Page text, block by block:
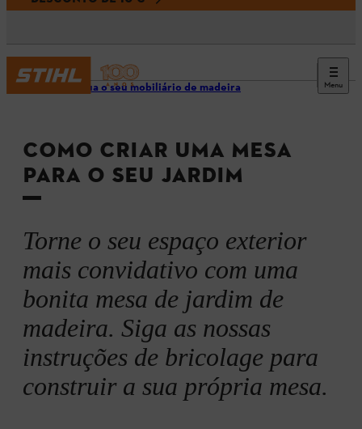
Menu
Construa o seu mobiliário de madeira
COMO CRIAR UMA MESA
PARA O SEU JARDIM
Torne o seu espaço exterior
mais convidativo com uma
bonita mesa de jardim de
madeira. Siga as nossas
instruções de bricolage para
construir a sua própria mesa.